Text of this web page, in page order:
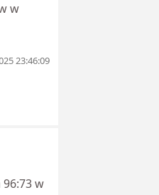
w
23:46:09
w